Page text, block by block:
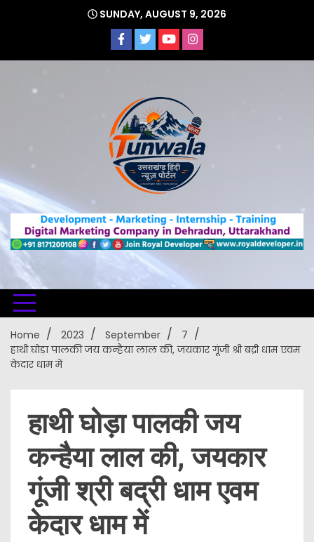
SUNDAY, AUGUST 9, 2026
Uttarakhand Hindi News Portal
Home 2023 September
7
हाथी घोड़ा पालकी जय कन्हैया लाल की, जयकार गूंजी श्री बद्री धाम एवम
केदार धाम में
हाथी घोड़ा पालकी जय
कन्हैया लाल की, जयकार
गूंजी श्री बद्री धाम एवम
केदार धाम में